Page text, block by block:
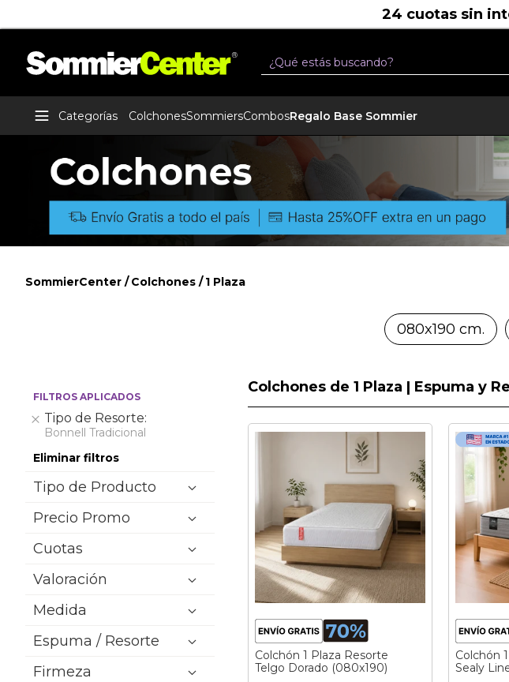
Categorías ColchonesSommiersCombosRegalo Base Sommier
SommierCenter Colchones 1 Plaza
080x190 cm.
Colchones de 1 Plaza | Espuma y
Colchón 1 Plaza Resorte
Telgo Dorado (080x190)
Colchón
Sealy
FILTROS APLICADOS
Tipo de Resorte
Bonnell Tradicional
Eliminar
Eliminar filtros
Tipo de Producto
Precio Promo
Cuotas
Valoración
Medida
Espuma / Resorte
Firmeza